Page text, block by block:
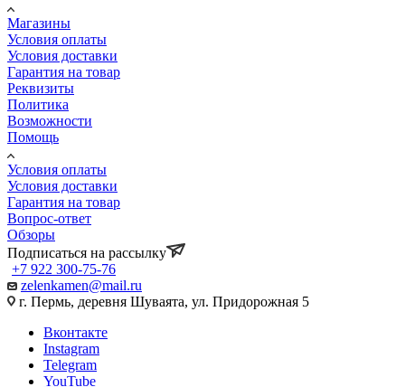
Магазины
Условия оплаты
Условия доставки
Гарантия на товар
Реквизиты
Политика
Возможности
Помощь
Условия оплаты
Условия доставки
Гарантия на товар
Вопрос-ответ
Обзоры
Подписаться на рассылку
+7 922 300-75-76
zelenkamen@mail.ru
г. Пермь, деревня Шуваята, ул. Придорожная 5
Вконтакте
Instagram
Telegram
YouTube